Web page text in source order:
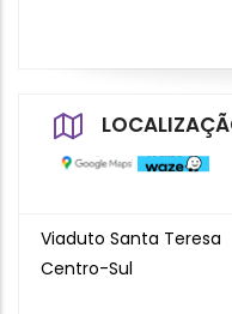
Viaduto Santa Teresa
Centro-Sul